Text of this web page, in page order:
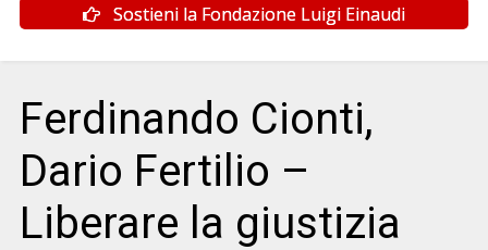
Sostieni la Fondazione Luigi Einaudi
Ferdinando Cionti,
Dario Fertilio –
Liberare la giustizia